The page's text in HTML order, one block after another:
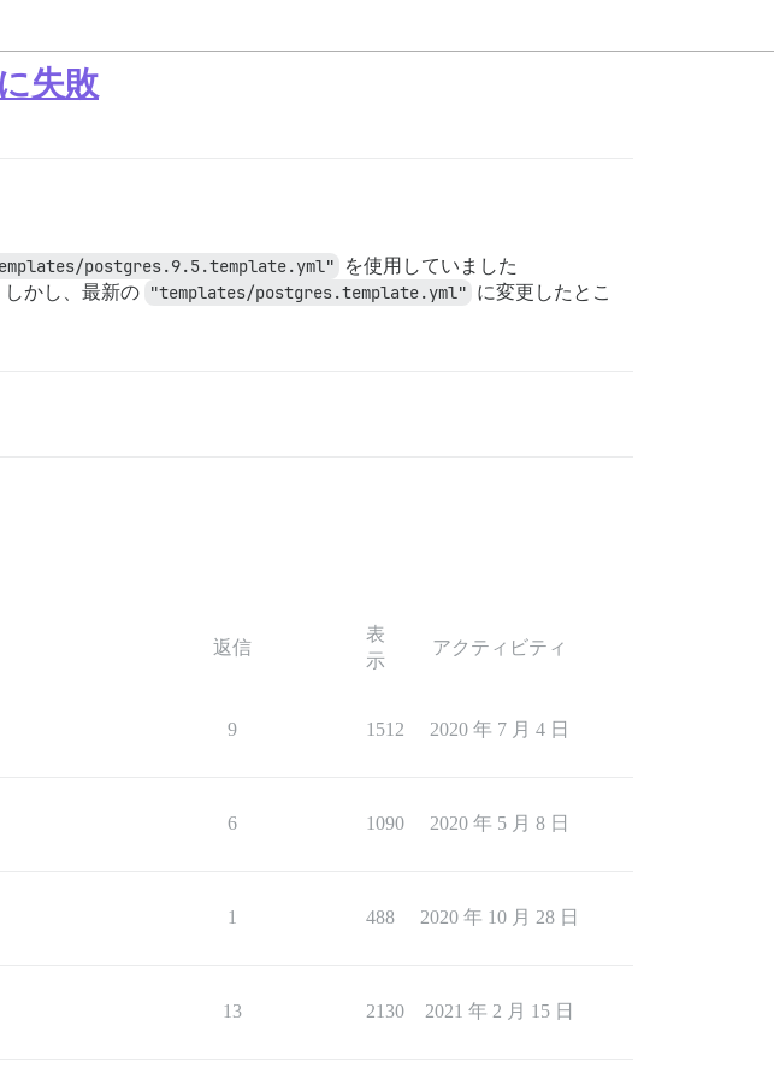
失敗
postgres.9.5.template.yml"
を使用していました
かし、最新の "templates/postgres.template.yml" に変更したとこ
返信
表
示
アクティビティ
9 1512 2020 年 7 月 4 日
6 1090 2020 年 5 月 8 日
1 488 2020 年 10 月 28 日
13 2130 2021 年 2 月 15 日